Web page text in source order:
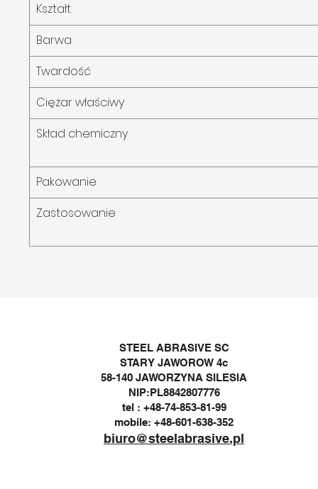
Kształt
Barwa
Twardość
Ciężar właściwy
Skład chemiczny
Pakowanie
Zastosowanie
STEEL ABRASIVE SC
STARY JAWOROW 4c
58-140 JAWORZYNA SILESIA
NIP:PL8842807776
tel : +48-74-853-81-99
mobile: +48-601-638-352
biuro@steelabrasive.pl